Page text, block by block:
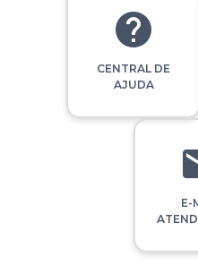
CENTRAL DE
AJUDA
E-